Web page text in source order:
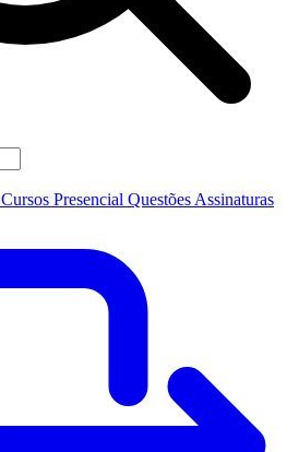
Cursos Presencial Questões Assinaturas